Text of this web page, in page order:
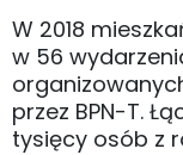
W 2018
w 56
przez BPN-T.
tysięcy osób z